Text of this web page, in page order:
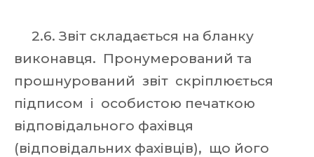
2.6. Звіт складається на бланку
виконавця. Пронумерований та
прошнурований звіт скріплюється
підписом і особистою печаткою
відповідального фахівця
(відповідальних фахівців), що його